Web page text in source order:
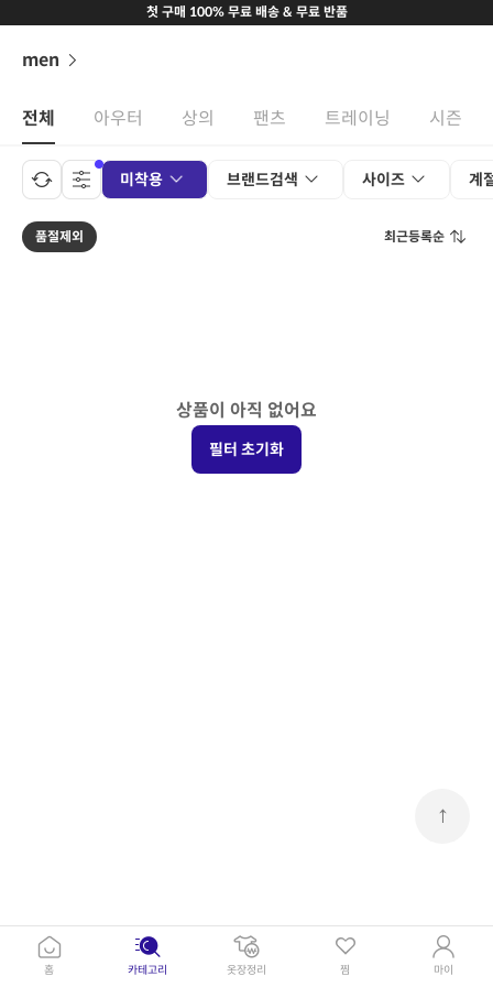
첫 구매 100% 무료 배송 & 무료 반품
men
전체 아우터 상의 팬츠 트레이닝 시즌
미착용 브랜드검색 사이즈 계
품절제외 최근등록순
↑
상품이 아직 없어요
필터 초기화
홈 카테고리 옷장정리 찜 마이